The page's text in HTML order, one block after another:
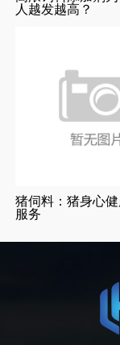
人越发越高？
猪伺料：猪身心
服务